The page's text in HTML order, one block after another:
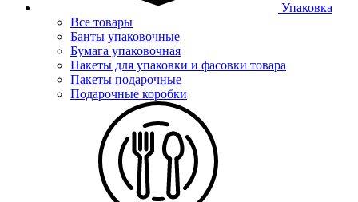
Упаковка
Все товары
Банты упаковочные
Бумага упаковочная
Пакеты для упаковки и фасовки товара
Пакеты подарочные
Подарочные коробки